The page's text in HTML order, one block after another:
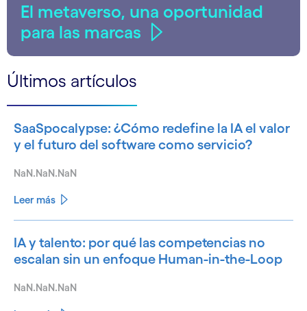
El metaverso, una oportunidad
para las marcas
Últimos artículos
SaaSpocalypse: ¿Cómo redefine la IA el valor
y el futuro del software como servicio?
NaN.NaN.NaN
Leer más
IA y talento: por qué las competencias no
escalan sin un enfoque Human-in-the-Loop
NaN.NaN.NaN